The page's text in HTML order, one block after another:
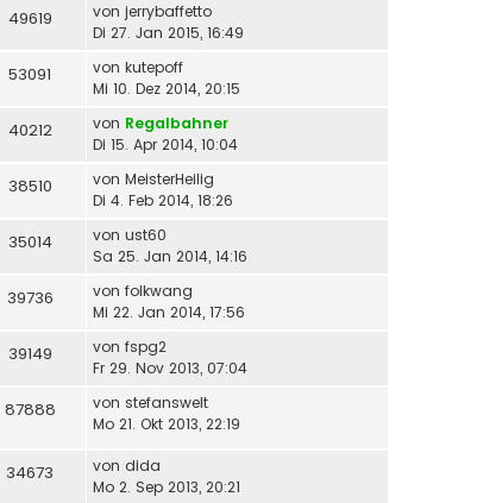
49619 von jerrybaffetto
Di 27. Jan 2015, 16:49
53091 von kutepoff
Mi 10. Dez 2014, 20:15
40212 von Regalbahner
Di 15. Apr 2014, 10:04
38510 von MeisterHeilig
Di 4. Feb 2014, 18:26
35014 von ust60
Sa 25. Jan 2014, 14:16
39736 von folkwang
Mi 22. Jan 2014, 17:56
39149 von fspg2
Fr 29. Nov 2013, 07:04
87888 von stefanswelt
Mo 21. Okt 2013, 22:19
34673 von dida
Mo 2. Sep 2013, 20:21